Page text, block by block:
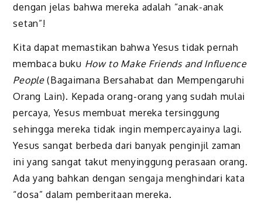
dengan jelas bahwa mereka adalah “anak-anak
setan”!
Kita dapat memastikan bahwa Yesus tidak pernah
membaca buku How to Make Friends and Influence
People(Bagaimana Bersahabat dan Mempengaruhi
Orang Lain). Kepada orang-orang yang sudah mulai
percaya, Yesus membuat mereka tersinggung
sehingga mereka tidak ingin mempercayainya lagi.
Yesus sangat berbeda dari banyak penginjil zaman
ini yang sangat takut menyinggung perasaan orang.
Ada yang bahkan dengan sengaja menghindari kata
“dosa” dalam pemberitaan mereka.